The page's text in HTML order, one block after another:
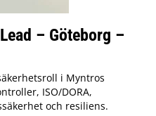
– Göteborg –
i Myntros
ISO/DORA,
och resiliens.